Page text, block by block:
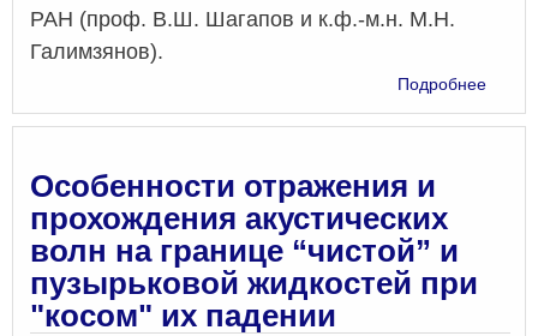
РАН (проф. В.Ш. Шагапов и к.ф.-м.н. М.Н.
Галимзянов).
Подробнее
и
Особенности отражения и
прохождения акустических
волн на границе “чистой” и
пузырьковой жидкостей при
"косом" их падении